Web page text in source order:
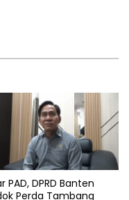
PAD, DPRD Banten
Perda Tambang